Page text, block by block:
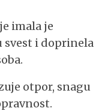
imala je
svest i doprinela
otpor, snagu